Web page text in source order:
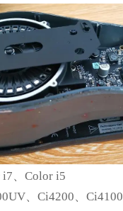
i7、Color i5
、Ci4200、Ci4100